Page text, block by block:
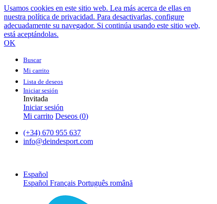
Usamos cookies en este sitio web. Lea más acerca de ellas en
nuestra política de privacidad. Para desactivarlas, configure
adecuadamente su navegador. Si continúa usando este sitio web,
está aceptándolas.
OK
Buscar
Mi carrito
Lista de deseos
Iniciar sesión
Invitada
Iniciar sesión
Mi carrito Deseos (0)
(+34) 670 955 637
info@deindesport.com
Español
Español Français Português română